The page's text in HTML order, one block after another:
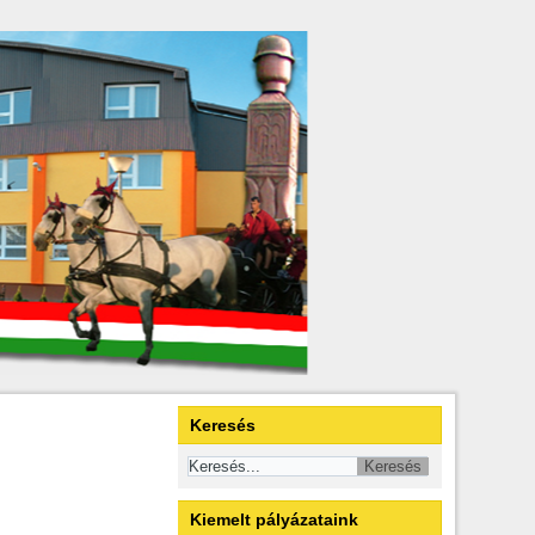
Keresés
Kiemelt pályázataink